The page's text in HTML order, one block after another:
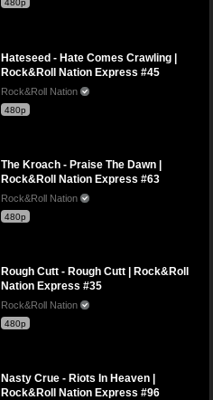
480p
Hateseed - Hate Comes Crawling |
Rock&Roll Nation Express #45
Rock&Roll Nation
480p
The Kroach - Praise The Dawn |
Rock&Roll Nation Express #63
Rock&Roll Nation
480p
Rough Cutt - Rough Cutt | Rock&Roll
Nation Express #35
Rock&Roll Nation
480p
Nasty Crue - Riots In Heaven |
Rock&Roll Nation Express #96